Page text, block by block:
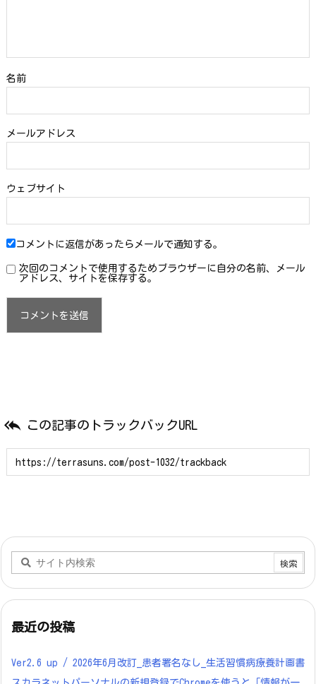
名前
メールアドレス
ウェブサイト
コメントに返信があったらメールで通知する。
次回のコメントで使用するためブラウザーに自分の名前、メール
アドレス、サイトを保存する。
 この記事のトラックバックURL
最近の投稿
Ver2.6 up / 2026年6月改訂_患者署名なし_生活習慣病療養計画書